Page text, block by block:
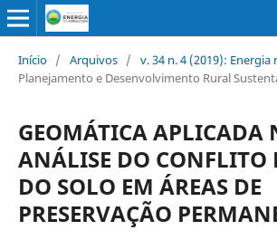
Início / Arquivos / v. 34 n. 4 (2019):
Planejamento e Desenvolvimento Rural
GEOMÁTICA APLICADA
ANÁLISE DO CONFLITO
DO SOLO EM ÁREAS DE
PRESERVAÇÃO